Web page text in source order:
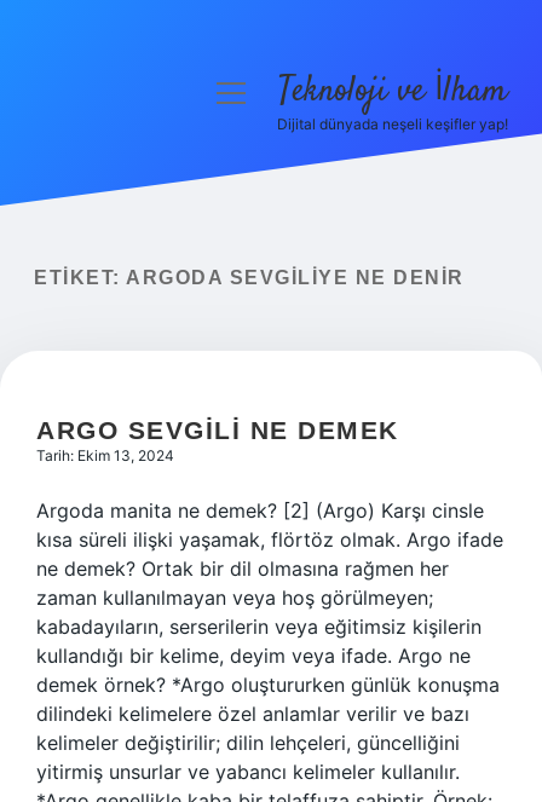
Yasal Uyarı
menüyüTeknoloji ve İlham
Dijital dünyada neşeli keşifler yap!
ETIKET: ARGODA SEVGILIYE NE DENIR
ARGO SEVGILI NE DEMEK
Tarih: Ekim 13, 2024
Argoda manita ne demek? [2] (Argo) Karşı cinsle
kısa süreli ilişki yaşamak, flörtöz olmak. Argo ifade
ne demek? Ortak bir dil olmasına rağmen her
zaman kullanılmayan veya hoş görülmeyen;
kabadayıların, serserilerin veya eğitimsiz kişilerin
kullandığı bir kelime, deyim veya ifade. Argo ne
demek örnek? *Argo oluştururken günlük konuşma
dilindeki kelimelere özel anlamlar verilir ve bazı
kelimeler değiştirilir; dilin lehçeleri, güncelliğini
yitirmiş unsurlar ve yabancı kelimeler kullanılır.